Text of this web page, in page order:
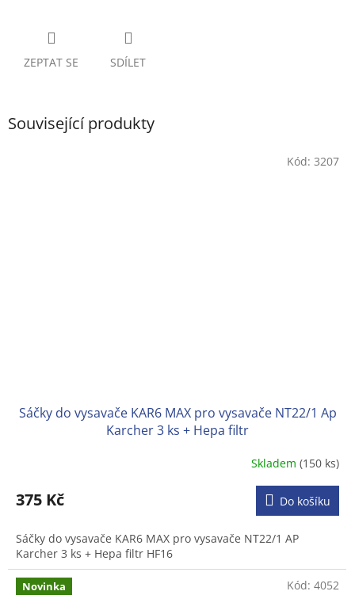
ZEPTAT SE SDÍLET
Související produkty
Sáčky do vysavače KAR6 MAX pro vysavače NT22/1 Ap
Karcher 3 ks + Hepa filtr
Skladem (150 ks)
375 Kč Do košíku
Sáčky do vysavače KAR6 MAX pro vysavače NT22/1 AP
Karcher 3 ks + Hepa filtr HF16
Kód: 3207
Novinka Kód: 4052